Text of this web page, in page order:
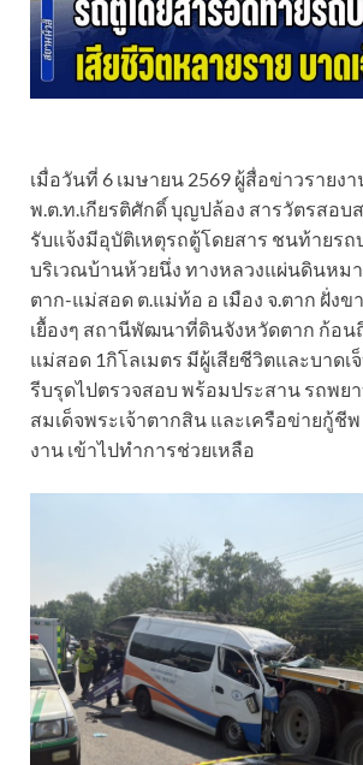
เมื่อวันที่ 6 เมษายน 2569 ผู้สื่อข่าวรายงา
พ.ต.ท.เกียรติศักดิ์ บุญปล้อง สารวัตรสอบ
รับแจ้งมีอุบัติเหตุรถตู้โดยสาร ชนท้ายร
บริเวณบ้านห้วยนึ่ง ทางหลวงแผ่นดินหม
ตาก-แม่สอด ต.แม่ท้อ อ เมือง จ.ตาก ฝั่งข
เยื้องๆ สถานีพัฒนาที่ดินจังหวัดตาก ก้อน
แม่สอด 1กิโลเมตร มีผู้เสียชีวิตและบาดเ
รีบรุดไปตรวจสอบ พร้อมประสาน รถพย
สมเด็จพระเจ้าตากสิน และเครือข่ายกู้ชี
งาน เข้าไปทำการช่วยเหลือ